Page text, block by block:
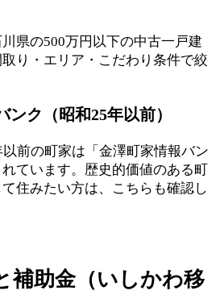
県の500万円以下の中古一戸建
り・エリア・こだわり条件で絞
ク（昭和25年以前）
前の町家は「金澤町家情報バン
ています。歴史的価値のある町
住みたい方は、こちらも確認し
補助金（いしかわ移